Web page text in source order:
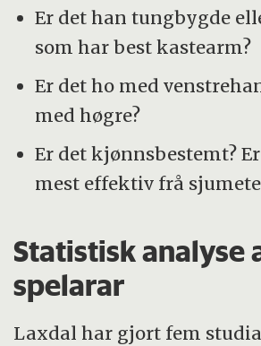
Er det han tungbygde
som har best kastearm?
Er det ho med
med høgre?
Er det kjønnsbestemt?
mest effektiv frå
Statistisk analyse
spelarar
Laxdal har gjort fem